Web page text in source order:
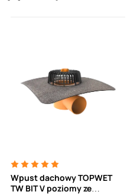
Wpust dachowy TOPWET
TW BIT V poziomy ze